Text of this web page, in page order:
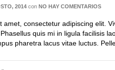
2014 con NO HAY COMENTARIOS
amet, consectetur adipiscing elit.
quis mi in ligula facilisis
pharetra lacus vitae luctus.